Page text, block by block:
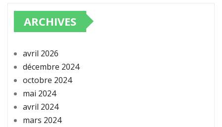
ARCHIVES
avril 2026
décembre 2024
octobre 2024
mai 2024
avril 2024
mars 2024